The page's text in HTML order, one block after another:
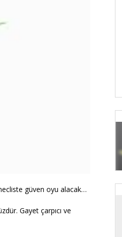
güven oyu alacak…
Gayet çarpıcı ve